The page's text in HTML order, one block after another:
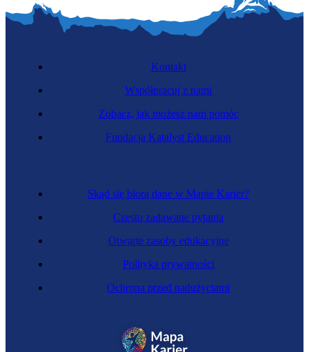
Skąd się biorą dane w Mapie Karier?
Często zadawane pytania
Otwarte zasoby edukacyjne
Polityka prywatności
Ochrona przed nadużyciami
Kontakt
Współpracuj z nami
Zobacz, jak możesz nam pomóc
Fundacja Katalyst Education